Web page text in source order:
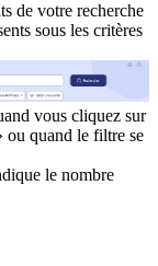
de votre recherche
sous les critères
vous cliquez sur
quand le filtre se
le nombre